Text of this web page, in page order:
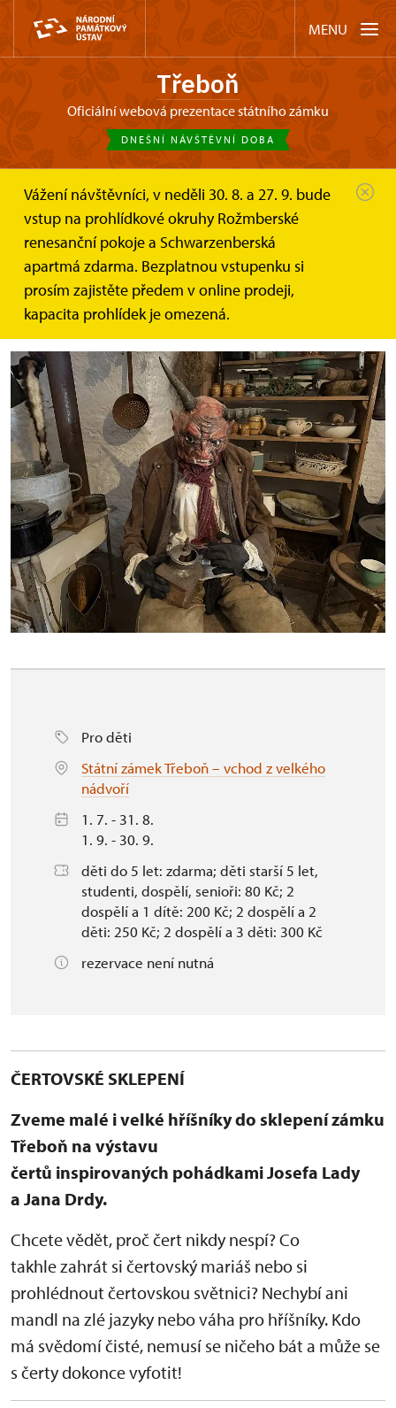
MENU
Třeboň
oficiální webová prezentace státního zámku
DNEŠNÍ NÁVŠTĚVNÍ DOBA
Vážení návštěvníci, v neděli 30. 8. a 27. 9. bude
vstup na prohlídkové okruhy Rožmberské
renesanční pokoje a Schwarzenberská
apartmá zdarma. Bezplatnou vstupenku si
prosím zajistěte předem v online prodeji,
kapacita prohlídek je omezená.
Třeboň Akce TŘEBOŇ: Čertovské sklepení na...
TŘEBOŇ: Čertovské sklepení na
zámku v Třeboni
Pro děti
Státní zámek Třeboň – vchod z velkého
nádvoří
1. 7. - 31. 8.
1. 9. - 30. 9.
děti do 5 let: zdarma; děti starší 5 let,
studenti, dospělí, senioři: 80 Kč; 2
dospělí a 1 dítě: 200 Kč; 2 dospělí a 2
děti: 250 Kč; 2 dospělí a 3 děti: 300 Kč
rezervace není nutná
ČERTOVSKÉ SKLEPENÍ
Zveme malé i velké hříšníky do sklepení zámku
Třeboň na výstavu
čertů inspirovaných pohádkami Josefa Lady
a Jana Drdy.
Chcete vědět, proč čert nikdy nespí? Co
takhle zahrát si čertovský mariáš nebo si
prohlédnout čertovskou světnici? Nechybí ani
mandl na zlé jazyky nebo váha pro hříšníky. Kdo
má svědomí čisté, nemusí se ničeho bát a může se
s čerty dokonce vyfotit!